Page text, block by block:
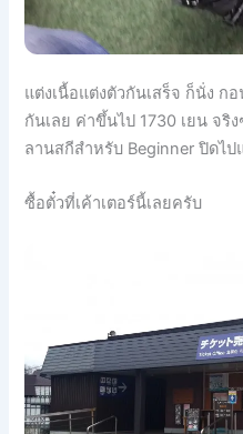
แต่งเนื้อแต่งตัวกันเสร็จ ก็นั่ง ก
กันเลย ค่าขึ้นไป 1730 เยน จริ
ลานสกีสำหรับ Beginner ปิดไ
ซื้อตั๋วที่เค้าเตอร์นี้เลยครับ